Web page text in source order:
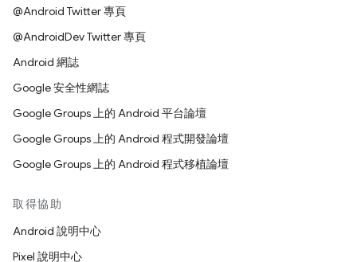
@Android Twitter 專頁
@AndroidDev Twitter 專頁
Android 網誌
Google 安全性網誌
Google Groups 上的 Android 平台論壇
Google Groups 上的 Android 程式開發論壇
Google Groups 上的 Android 程式移植論壇
取得協助
Android 說明中心
Pixel 說明中心